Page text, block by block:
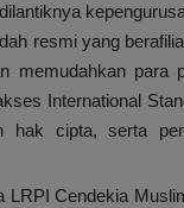
resmi yang
memudahkan para
International
hak cipta, serta
LRPI Cendekia